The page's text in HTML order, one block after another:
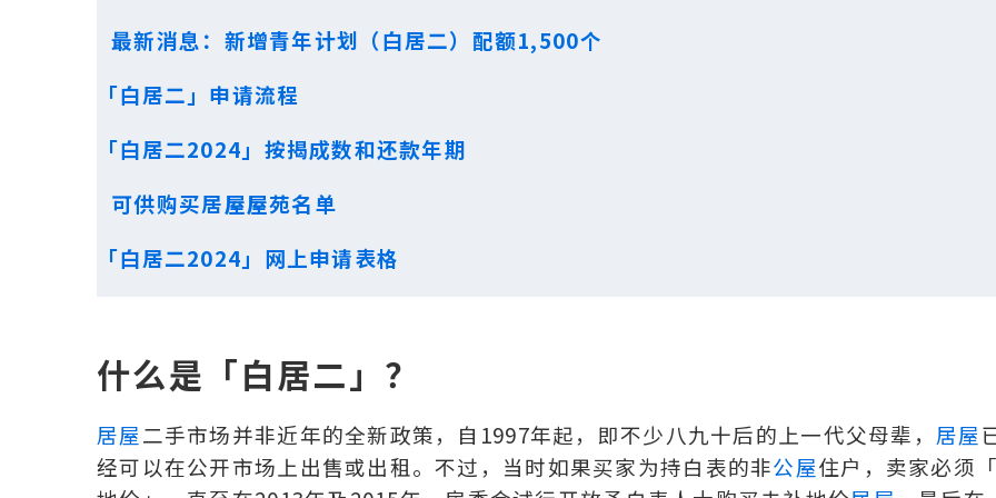
最新消息：新增青年计划（白居二）配额1,500个
「白居二」申请流程
「白居二2024」按揭成数和还款年期
可供购买居屋屋苑名单
「白居二2024」网上申请表格
什么是「白居二」？
居屋二手市场并非近年的全新政策，自1997年起，即不少八九十后的上一代父母辈， 居屋
经可以在公开市场上出售或出租。不过，当时如果买家为持白表的非公屋住户，卖家必须